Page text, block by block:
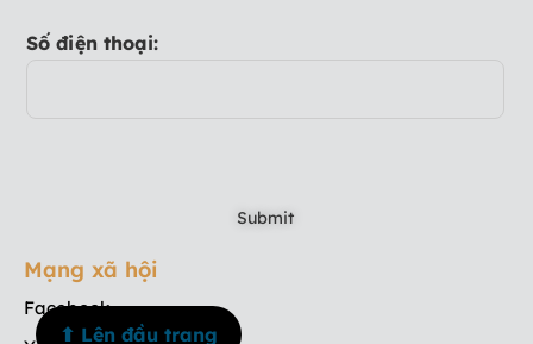
Số điện thoại:
Mạng xã hội
Facebook
⬆ Lên đầu trang